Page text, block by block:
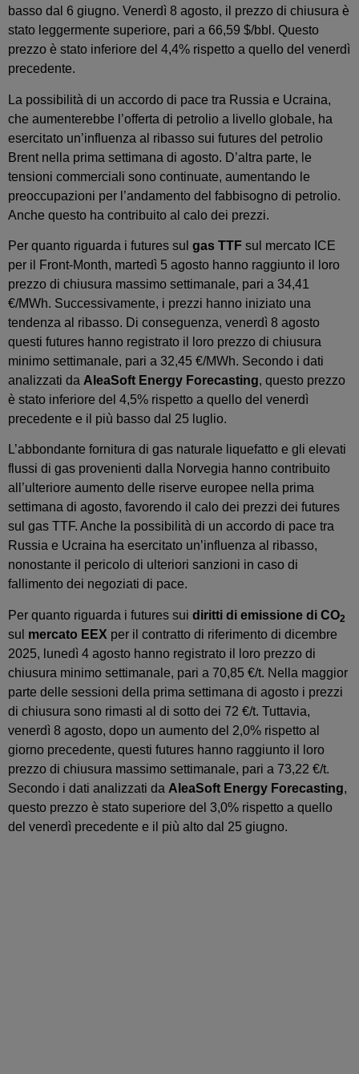
basso dal 6 giugno. Venerdì 8 agosto, il prezzo di chiusura è
stato leggermente superiore, pari a 66,59 $/bbl. Questo
prezzo è stato inferiore del 4,4% rispetto a quello del venerdì
precedente.
La possibilità di un accordo di pace tra Russia e Ucraina,
che aumenterebbe l’offerta di petrolio a livello globale, ha
esercitato un’influenza al ribasso sui futures del petrolio
Brent nella prima settimana di agosto. D’altra parte, le
tensioni commerciali sono continuate, aumentando le
preoccupazioni per l’andamento del fabbisogno di petrolio.
Anche questo ha contribuito al calo dei prezzi.
Per quanto riguarda i futures sul gas TTF sul mercato ICE
per il Front‑Month, martedì 5 agosto hanno raggiunto il loro
prezzo di chiusura massimo settimanale, pari a 34,41
€/MWh. Successivamente, i prezzi hanno iniziato una
tendenza al ribasso. Di conseguenza, venerdì 8 agosto
questi futures hanno registrato il loro prezzo di chiusura
minimo settimanale, pari a 32,45 €/MWh. Secondo i dati
analizzati da AleaSoft Energy Forecasting, questo prezzo
è stato inferiore del 4,5% rispetto a quello del venerdì
precedente e il più basso dal 25 luglio.
L’abbondante fornitura di gas naturale liquefatto e gli elevati
flussi di gas provenienti dalla Norvegia hanno contribuito
all’ulteriore aumento delle riserve europee nella prima
settimana di agosto, favorendo il calo dei prezzi dei futures
sul gas TTF. Anche la possibilità di un accordo di pace tra
Russia e Ucraina ha esercitato un’influenza al ribasso,
nonostante il pericolo di ulteriori sanzioni in caso di
fallimento dei negoziati di pace.
Per quanto riguarda i futures sui diritti di emissione di CO2
sul mercato EEX per il contratto di riferimento di dicembre
2025, lunedì 4 agosto hanno registrato il loro prezzo di
chiusura minimo settimanale, pari a 70,85 €/t. Nella maggior
parte delle sessioni della prima settimana di agosto i prezzi
di chiusura sono rimasti al di sotto dei 72 €/t. Tuttavia,
venerdì 8 agosto, dopo un aumento del 2,0% rispetto al
giorno precedente, questi futures hanno raggiunto il loro
prezzo di chiusura massimo settimanale, pari a 73,22 €/t.
Secondo i dati analizzati da AleaSoft Energy Forecasting,
questo prezzo è stato superiore del 3,0% rispetto a quello
del venerdì precedente e il più alto dal 25 giugno.